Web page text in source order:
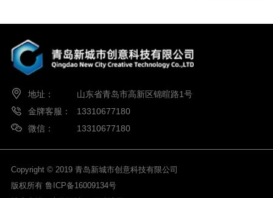
地址：
山东省青岛市高新区锦暄路1号
金牌客服：
13310677180
微信：
13310677180
Copyright © 2019 青岛新城市创意科技有限公司
版权所有 鲁ICP备16009134号